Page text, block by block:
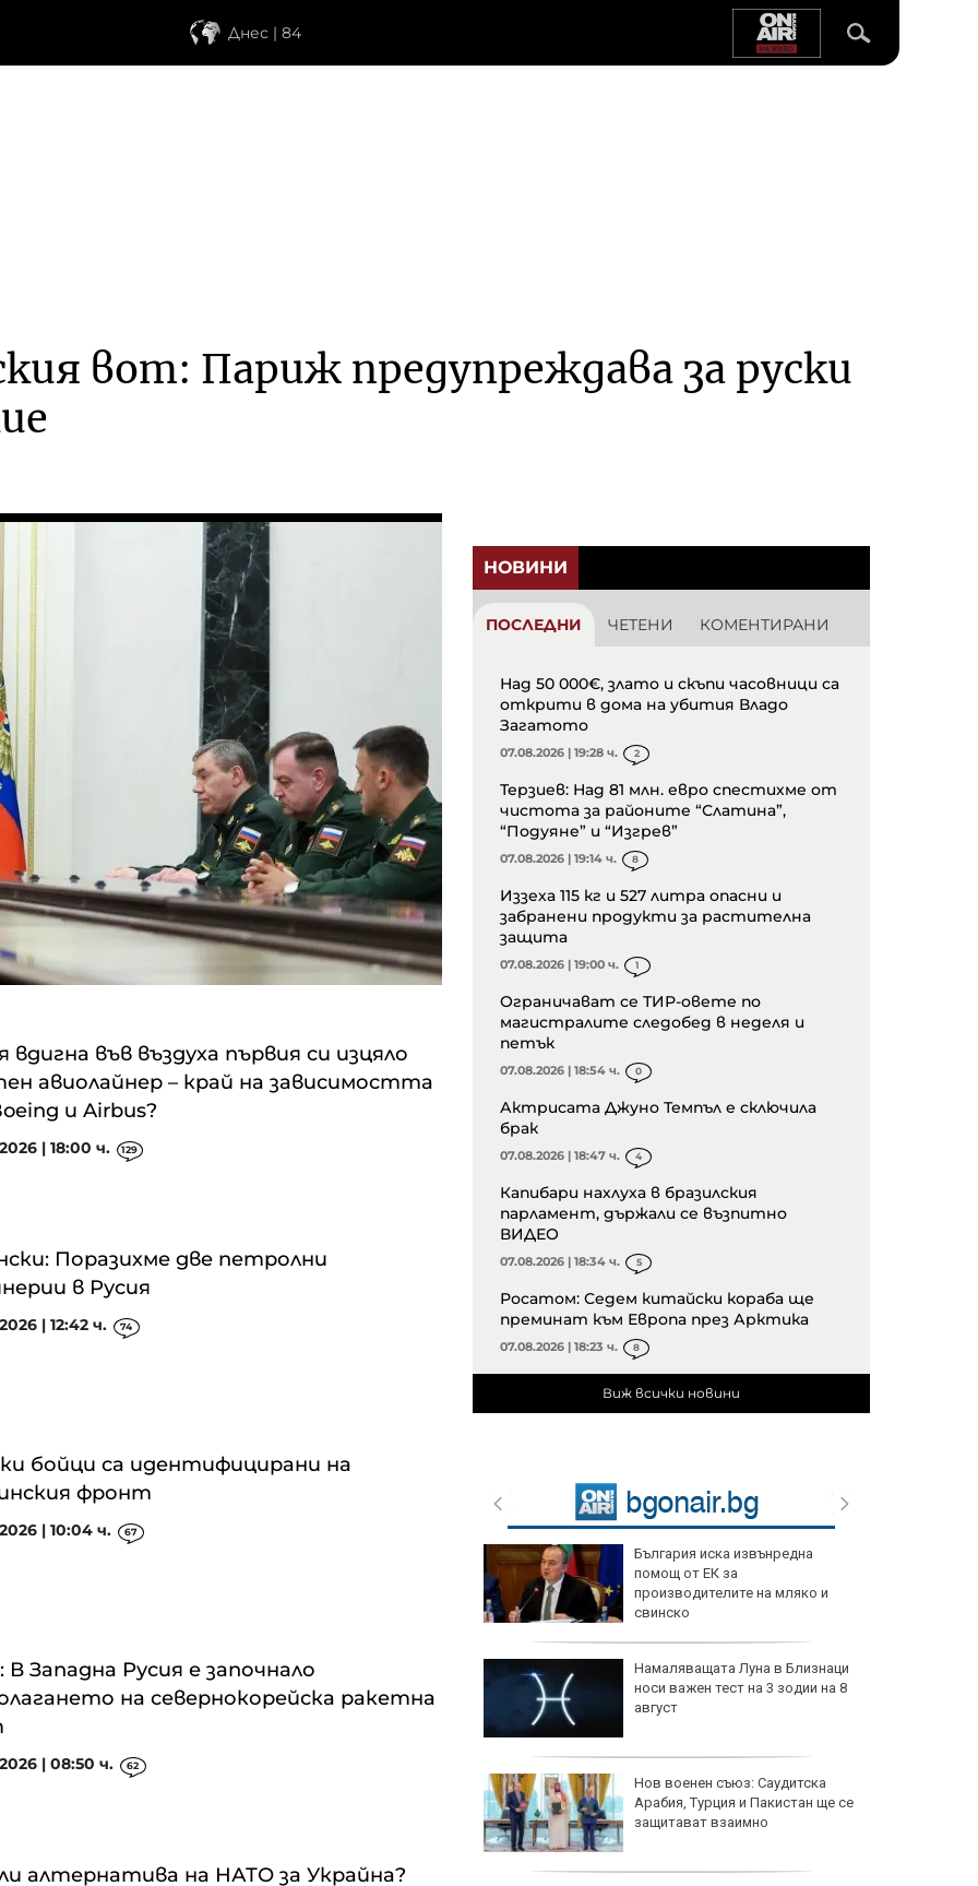
Днес | 84
вот: Париж предупреждава за руски
вдигна във въздуха първия си изцяло
авиолайнер – край на зависимостта
и Airbus?
| 18:00 ч. 129
Поразихме две петролни
в Русия
| 12:42 ч. 74
бойци са идентифицирани на
фронт
| 10:04 ч. 67
В Западна Русия е започнало
на севернокорейска ракетна
| 08:50 ч. 62
алтернатива на НАТО за Украйна?
НОВИНИ
ПОСЛЕДНИ ЧЕТЕНИ КОМЕНТИРАНИ
Над 50 000€, злато и скъпи часовници са
открити в дома на убития Владо
Загатото
07.08.2026 | 19:28 ч. 2
Терзиев: Над 81 млн. евро спестихме от
чистота за районите “Слатина”,
“Подуяне” и “Изгрев”
07.08.2026 | 19:14 ч. 8
Иззеха 115 кг и 527 литра опасни и
забранени продукти за растителна
защита
07.08.2026 | 19:00 ч. 1
Ограничават се ТИР-овете по
магистралите следобед в неделя и
петък
07.08.2026 | 18:54 ч. 0
Актрисата Джуно Темпъл е сключила
брак
07.08.2026 | 18:47 ч. 4
Капибари нахлуха в бразилския
парламент, държали се възпитно
ВИДЕО
07.08.2026 | 18:34 ч. 5
Росатом: Седем китайски кораба ще
преминат към Европа през Арктика
07.08.2026 | 18:23 ч. 8
Виж всички новини
Чешките милиардери играят
водеща роля в европейския
сектор на сливания и
България иска извънредна
помощ от ЕК за
производителите на мляко и
свинско
Намаляващата Луна в Близнаци
носи важен тест на 3 зодии на 8
август
Нов военен съюз: Саудитска
Арабия, Турция и Пакистан ще се
защитават взаимно